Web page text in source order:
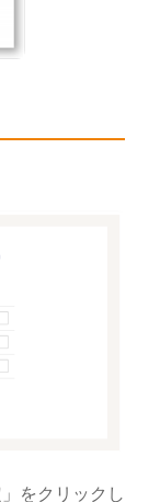
をクリックし